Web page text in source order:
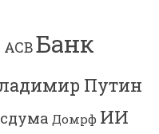
АСВБанк
Путин
Домрф ИИ